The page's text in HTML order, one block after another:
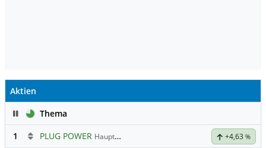
Aktien
PauseThema
1
PLUG POWER Hauptdiskussion +4,63 %